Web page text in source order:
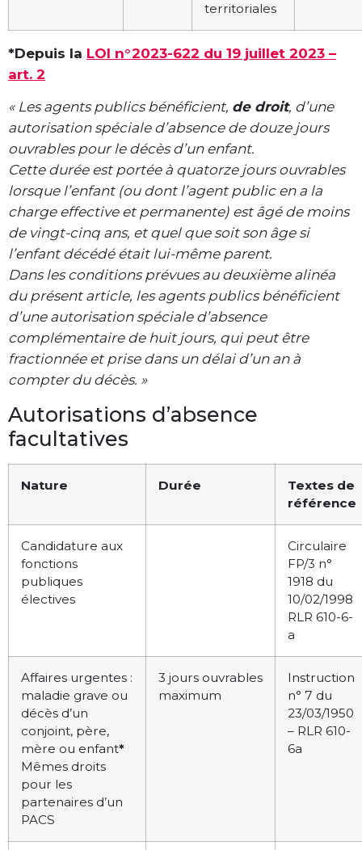
territoriales
*Depuis la LOI n°2023-622 du 19 juillet 2023 –
art. 2
« Les agents publics bénéficient, de droit, d’une
autorisation spéciale d’absence de douze jours
ouvrables pour le décès d’un enfant.
Cette durée est portée à quatorze jours ouvrables
lorsque l’enfant (ou dont l’agent public en a la
charge effective et permanente) est âgé de moins
de vingt-cinq ans, et quel que soit son âge si
l’enfant décédé était lui-même parent.
Dans les conditions prévues au deuxième alinéa
du présent article, les agents publics bénéficient
d’une autorisation spéciale d’absence
complémentaire de huit jours, qui peut être
fractionnée et prise dans un délai d’un an à
compter du décès. »
Autorisations d’absence
facultatives
Nature Durée
Textes de
référence
Candidature aux
fonctions
publiques
électives
Circulaire
FP/3 n°
1918 du
10/02/1998
RLR 610-6-
a
Affaires urgentes :
maladie grave ou
décès d’un
conjoint, père,
mère ou enfant*
Mêmes droits
pour les
partenaires d’un
PACS
3 jours ouvrables
maximum
Instruction
n° 7 du
23/03/1950
– RLR 610-
6a